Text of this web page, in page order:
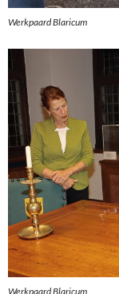
Werkpaard Blaricum
Werkpaard Blaricum